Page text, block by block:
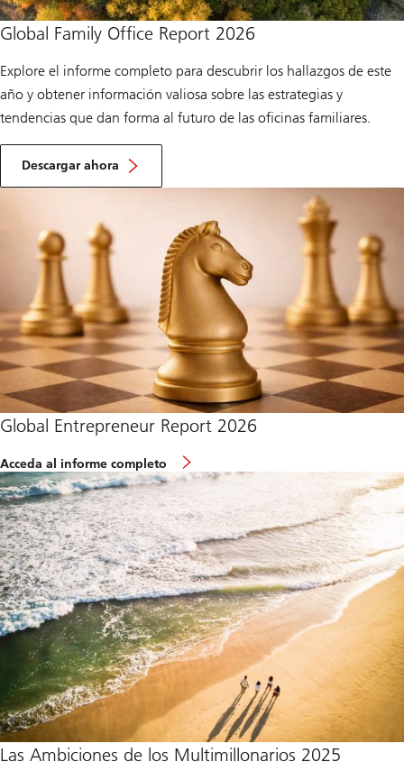
Global Family Office Report 2026
Explore el informe completo para descubrir los hallazgos de este
año y obtener información valiosa sobre las estrategias y
tendencias que dan forma al futuro de las oficinas familiares.
Descargar ahora
t
h
G
l
o
b
a
F
a
m
y
O
f
f
i
c
e
2
0
2
6
Global Entrepreneur Report 2026
Acceda al informe completo
f
o
b
a
l
E
n
t
r
e
p
r
n
u
r
R
e
Las Ambiciones de los Multimillonarios 2025